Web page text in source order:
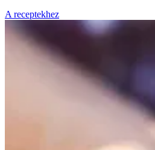
A receptekhez